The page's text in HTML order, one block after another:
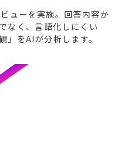
ューを実施。回答内容か
なく、言語化しにくい
」をAIが分析します。